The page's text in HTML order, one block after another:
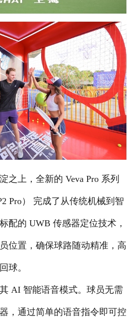
上，全新的 Veva Pro 系列
Pro） 完成了从传统机械到智
配的 UWB 传感器定位技术，
位置，确保球路随动精准，高
球。
AI 智能语音模式。球员无需
，通过简单的语音指令即可控